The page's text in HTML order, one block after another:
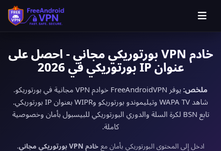
خادم VPN بورتوريكي مجاني - احصل على
عنوان IP بورتوريكي في 2026
ملخص:
يوفر FreeAndroidVPN خوادم VPN مجانية في بورتوريكو.
شاهد WAPA TV وتيليموندو بورتوريكو وWIPR بعنوان IP بورتوريكي.
تابع BSN لكرة السلة والدوري البورتوريكي للبيسبول بأمان وخصوصية
كاملة.
ادخل إلى المحتوى البورتوريكي بأمان مع خادم VPN بورتوريكي مجاني
.